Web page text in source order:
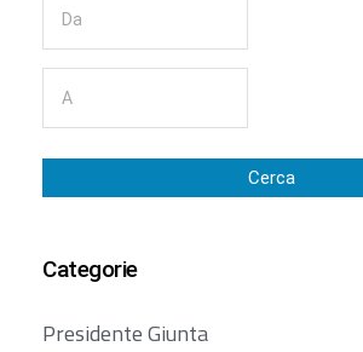
Cerca
Categorie
Presidente Giunta